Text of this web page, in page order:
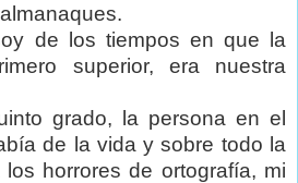
de los tiempos en que la
superior, era nuestra
grado, la persona en el
de la vida y sobre todo la
horrores de ortografía, mi